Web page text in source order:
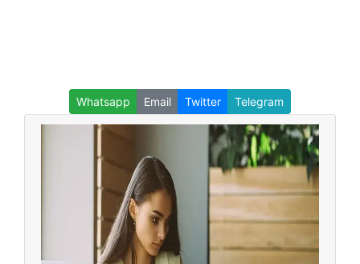
Whatsapp Email Twitter Telegram